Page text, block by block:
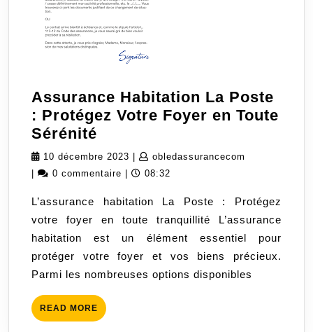
Assurance Habitation La Poste
: Protégez Votre Foyer en Toute
Sérénité
Habitation
La
Protégez
Votre
Foyer
en
Toute
Sérénité
10 décembre 2023 10
décembre
| obledassurancecom
|
0 commentaire | 08:32
L’assurance habitation La Poste : Protégez
votre foyer en toute tranquillité L’assurance
habitation est un élément essentiel pour
protéger votre foyer et vos biens précieux.
Parmi les nombreuses options disponibles
READ MORE READ
MORE